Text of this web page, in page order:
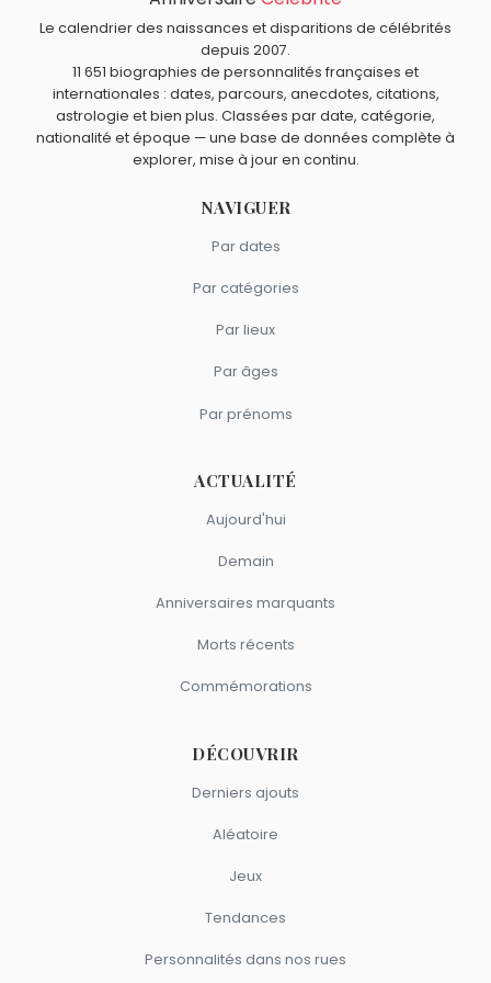
RiccioetBenjamin Morgainesont nés en 1978.
Quels animateurs français sont du signe Vierge comme
Cartman ?
Grichka Bogdanoff , Igor Bogdanoff, Géraldine Carré
Michel DruckeretValérie Bénaïmsont du signe Vierge.
Le calendrier des naissances et disparitions de célébrités
depuis 2007.
11 651 biographies de personnalités françaises et
internationales : dates, parcours, anecdotes, citations,
astrologie et bien plus. Classées par date, catégorie,
nationalité et époque — une base de données complète à
explorer, mise à jour en continu.
NAVIGUER
Par dates
Par catégories
Par lieux
Par âges
Par prénoms
ACTUALITÉ
Aujourd'hui
Demain
Anniversaires marquants
Morts récents
Commémorations
DÉCOUVRIR
Derniers ajouts
Aléatoire
Jeux
Tendances
Personnalités dans nos rues